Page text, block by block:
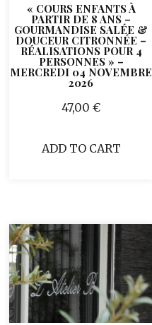
« COURS ENFANTS À
PARTIR DE 8 ANS –
GOURMANDISE SALÉE &
DOUCEUR CITRONNÉE –
RÉALISATIONS POUR 4
PERSONNES » –
MERCREDI 04 NOVEMBRE
2026
47,00 €
ADD TO CART